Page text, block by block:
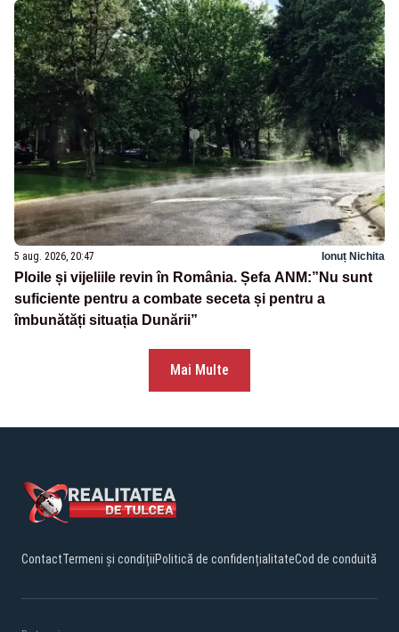
5 aug. 2026, 20:47 Ionuț Nichita
Ploile și vijeliile revin în România. Șefa ANM:”Nu sunt
suficiente pentru a combate seceta și pentru a
îmbunătăți situația Dunării”
Mai Multe
ContactTermeni și condițiiPolitică de confidențialitateCod de conduită